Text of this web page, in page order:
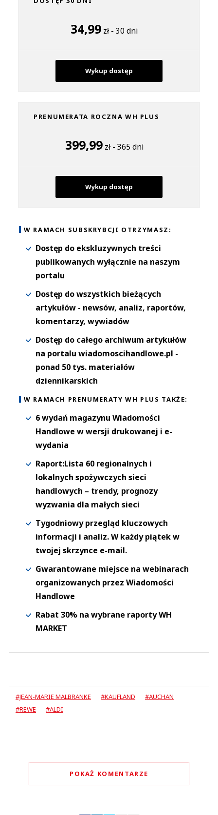
34,99 zł - 30 dni
Wykup dostęp
PRENUMERATA ROCZNA WH PLUS
399,99zł - 365 dni
Wykup dostęp
W RAMACH SUBSKRYBCJI OTRZYMASZ:
Dostęp do ekskluzywnych treści
publikowanych wyłącznie na naszym
portalu
Dostęp do wszystkich bieżących
artykułów - newsów, analiz, raportów,
komentarzy, wywiadów
Dostęp do całego archiwum artykułów
na portalu wiadomoscihandlowe.pl -
ponad 50 tys. materiałów
dziennikarskich
W RAMACH PRENUMERATY WH PLUS TAKŻE:
6 wydań magazynu Wiadomości
Handlowe w wersji drukowanej i e-
wydania
Raport:Lista 60 regionalnych i
lokalnych spożywczych sieci
handlowych – trendy, prognozy
wyzwania dla małych sieci
Tygodniowy przegląd kluczowych
informacji i analiz. W każdy piątek w
twojej skrzynce e-mail.
Gwarantowane miejsce na webinarach
organizowanych przez Wiadomości
Handlowe
Rabat 30% na wybrane raporty WH
MARKET
#JEAN-MARIE MALBRANKE #KAUFLAND
#AUCHAN
#REWE
#ALDI
POKAŻ KOMENTARZE